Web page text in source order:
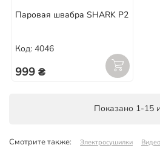
Паровая швабра SHARK P2
Код: 4046
999 ₴
Показано 1-15
Смотрите также: Электросушилки